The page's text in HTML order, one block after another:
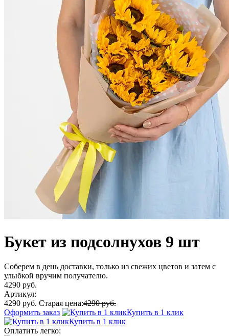
Букет из подсолнухов 9 шт
Соберем в день доставки, только из свежих цветов и затем с
улыбкой вручим получателю.
4290 руб.
Артикул:
4290 руб. Старая цена:4290 руб.
Оформить заказ
Купить в 1 клик
Купить в 1 клик
Оплатить легко: